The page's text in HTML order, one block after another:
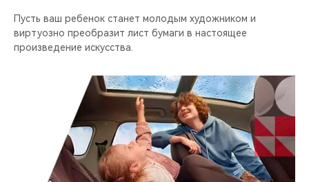
Пусть ваш ребенок станет молодым художником и
виртуозно преобразит лист бумаги в настоящее
произведение искусства.